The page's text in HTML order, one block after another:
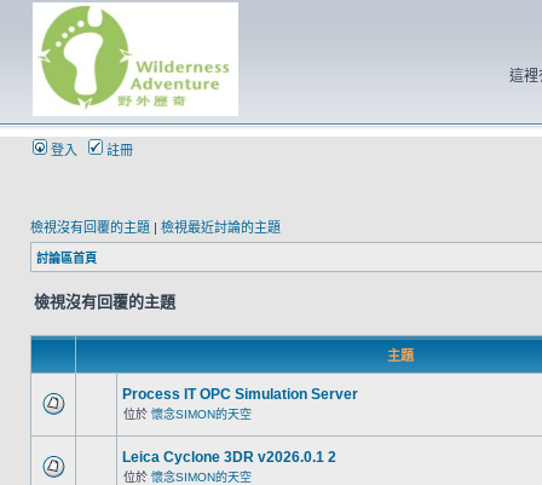
這裡
登入 註冊
檢視沒有回覆的主題 | 檢視最近討論的主題
討論區首頁
檢視沒有回覆的主題
主題
Process IT OPC Simulation Server
位於 懷念SIMON的天空
Leica Cyclone 3DR v2026.0.1 2
位於 懷念SIMON的天空